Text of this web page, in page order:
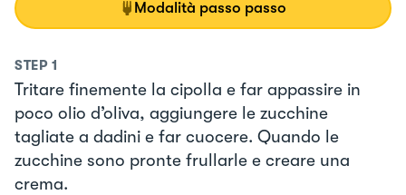
Modalità passo passo
STEP 1
Tritare finemente la cipolla e far appassire in
poco olio d’oliva, aggiungere le zucchine
tagliate a dadini e far cuocere. Quando le
zucchine sono pronte frullarle e creare una
crema.